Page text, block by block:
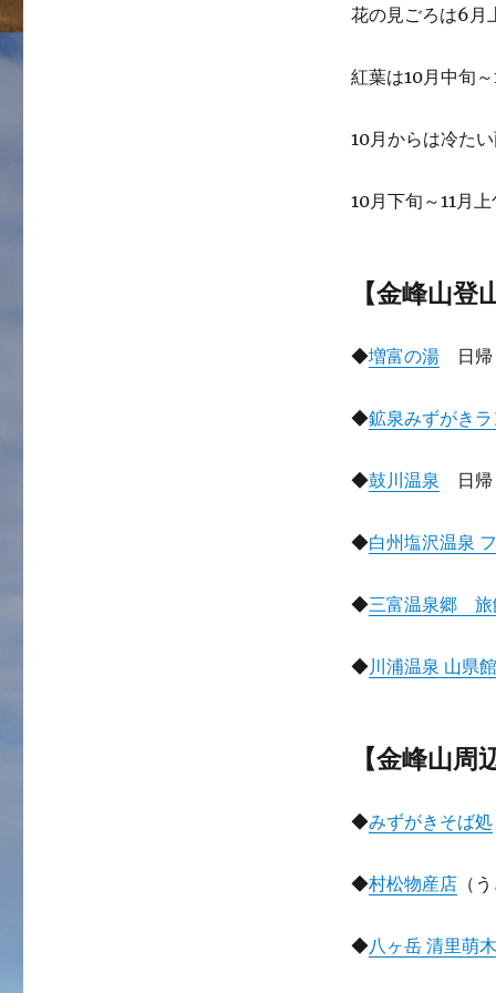
花の見ごろは6月
紅葉は10月中旬
10月からは冷た
10月下旬～11月
【金峰山
◆増富の湯日帰
◆鉱泉みずがき
◆鼓川温泉 日帰
◆白州塩沢温泉
◆三富温泉郷
◆川浦温泉 山県館
【金峰山
◆みずがきそば処
◆村松物産店（
◆八ヶ岳 清里萌